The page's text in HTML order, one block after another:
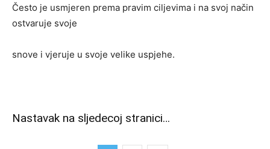
Često je usmjeren prema pravim ciljevima i na svoj način
ostvaruje svoje
snove i vjeruje u svoje velike uspjehe.
Nastavak na sljedecoj stranici…